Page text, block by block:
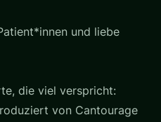
und liebe
die viel verspricht:
von Cantourage